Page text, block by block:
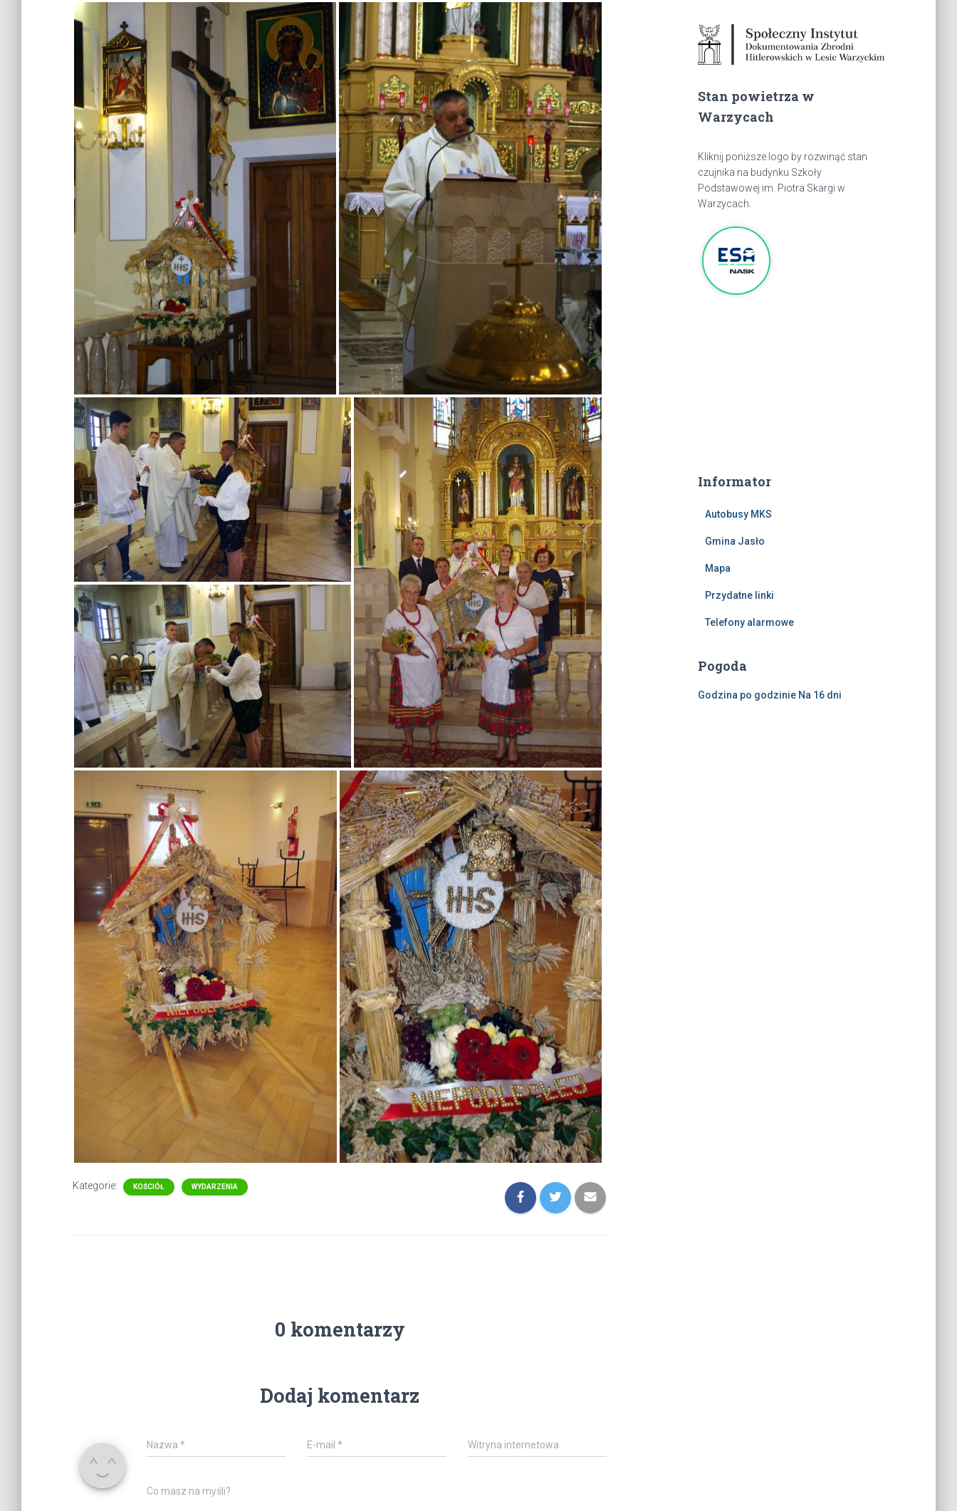
Kategorie: KOŚCIÓŁ WYDARZENIA
0 komentarzy
Dodaj komentarz
Nazwa * E-mail* Witryna internetowa
Co masz na myśli?
Stan powietrza w
Warzycach
Kliknij poniższe logo by rozwinąć stan
czujnika na budynku Szkoły
Podstawowej im. Piotra Skargi w
Warzycach.
Informator
Autobusy MKS
Gmina Jasło
Mapa
Przydatne linki
Telefony alarmowe
Pogoda
Godzina po godzinie Na 16 dni